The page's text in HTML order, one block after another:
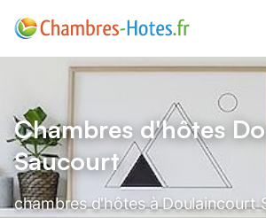
Chambres d'hôtes
Saucourt
chambres d'hôtes à Doulaincourt